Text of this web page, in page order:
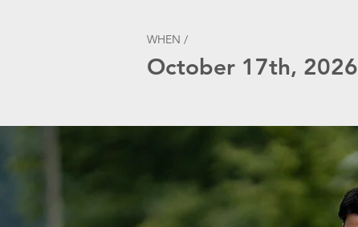
WHEN /
October 17th, 2026